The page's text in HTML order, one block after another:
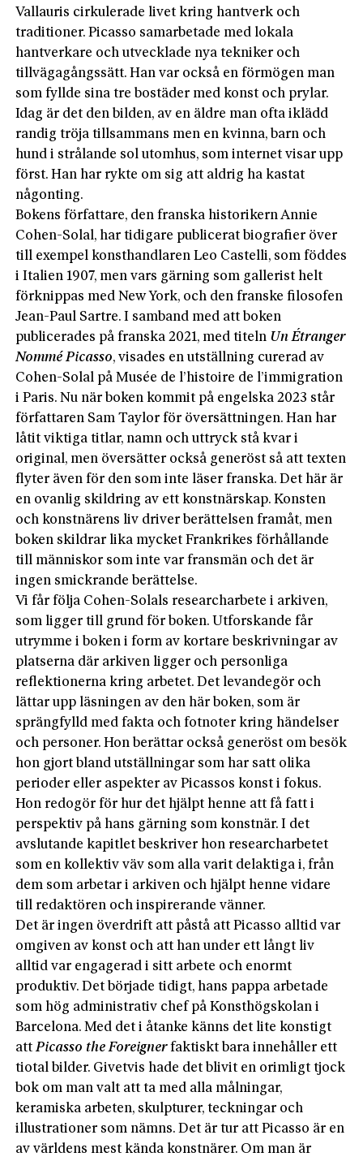
Vallauris cirkulerade livet kring hantverk och
traditioner. Picasso samarbetade med lokala
hantverkare och utvecklade nya tekniker och
tillvägagångssätt. Han var också en förmögen man
som fyllde sina tre bostäder med konst och prylar.
Idag är det den bilden, av en äldre man ofta iklädd
randig tröja tillsammans men en kvinna, barn och
hund i strålande sol utomhus, som internet visar upp
först. Han har rykte om sig att aldrig ha kastat
någonting.
Bokens författare, den franska historikern Annie
Cohen-Solal, har tidigare publicerat biografier över
till exempel konsthandlaren Leo Castelli, som föddes
i Italien 1907, men vars gärning som gallerist helt
förknippas med New York, och den franske filosofen
Jean-Paul Sartre. I samband med att boken
publicerades på franska 2021, med titeln Un Étranger
Nommé Picasso, visades en utställning curerad av
Cohen-Solal på Musée de l’histoire de l’immigration
i Paris. Nu när boken kommit på engelska 2023 står
författaren Sam Taylor för översättningen. Han har
låtit viktiga titlar, namn och uttryck stå kvar i
original, men översätter också generöst så att texten
flyter även för den som inte läser franska. Det här är
en ovanlig skildring av ett konstnärskap. Konsten
och konstnärens liv driver berättelsen framåt, men
boken skildrar lika mycket Frankrikes förhållande
till människor som inte var fransmän och det är
ingen smickrande berättelse.
Vi får följa Cohen-Solals researcharbete i arkiven,
som ligger till grund för boken. Utforskande får
utrymme i boken i form av kortare beskrivningar av
platserna där arkiven ligger och personliga
reflektionerna kring arbetet. Det levandegör och
lättar upp läsningen av den här boken, som är
sprängfylld med fakta och fotnoter kring händelser
och personer. Hon berättar också generöst om besök
hon gjort bland utställningar som har satt olika
perioder eller aspekter av Picassos konst i fokus.
Hon redogör för hur det hjälpt henne att få fatt i
perspektiv på hans gärning som konstnär. I det
avslutande kapitlet beskriver hon researcharbetet
som en kollektiv väv som alla varit delaktiga i, från
dem som arbetar i arkiven och hjälpt henne vidare
till redaktören och inspirerande vänner.
Det är ingen överdrift att påstå att Picasso alltid var
omgiven av konst och att han under ett långt liv
alltid var engagerad i sitt arbete och enormt
produktiv. Det började tidigt, hans pappa arbetade
som hög administrativ chef på Konsthögskolan i
Barcelona. Med det i åtanke känns det lite konstigt
attPicasso the Foreignerfaktiskt bara innehåller ett
tiotal bilder. Givetvis hade det blivit en orimligt tjock
bok om man valt att ta med alla målningar,
keramiska arbeten, skulpturer, teckningar och
illustrationer som nämns. Det är tur att Picasso är en
av världens mest kända konstnärer. Om man är